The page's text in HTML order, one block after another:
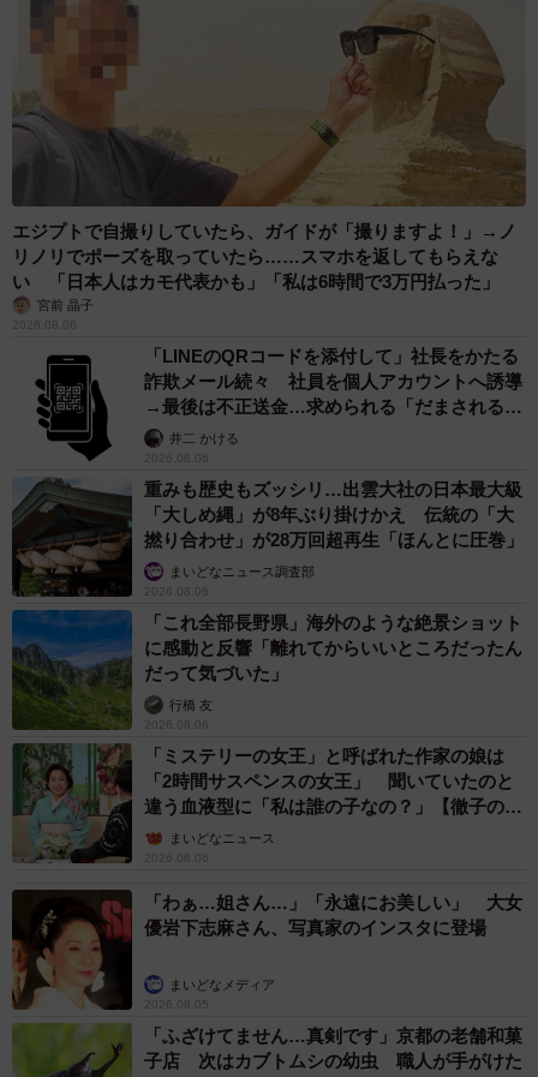
エジプトで自撮りしていたら、ガイドが「撮りますよ！」→ノ
リノリでポーズを取っていたら……スマホを返してもらえな
い 「日本人はカモ代表かも」「私は6時間で3万円払った」
宮前 晶子
2026.08.06
「LINEのQRコードを添付して」社長をかたる
詐欺メール続々 社員を個人アカウントへ誘導
→最後は不正送金…求められる「だまされる前
提」の対策
井二 かける
2026.08.06
重みも歴史もズッシリ…出雲大社の日本最大級
「大しめ縄」が8年ぶり掛けかえ 伝統の「大
撚り合わせ」が28万回超再生「ほんとに圧巻」
まいどなニュース調査部
2026.08.06
「これ全部長野県」海外のような絶景ショット
に感動と反響「離れてからいいところだったん
だって気づいた」
行橋 友
2026.08.06
「ミステリーの女王」と呼ばれた作家の娘は
「2時間サスペンスの女王」 聞いていたのと
違う血液型に「私は誰の子なの？」【徹子の部
屋】まいどなニュース
2026.08.06
「わぁ…姐さん…」「永遠にお美しい」 大女
優岩下志麻さん、写真家のインスタに登場
まいどなメディア
2026.08.05
「ふざけてません…真剣です」京都の老舗和菓
子店 次はカブトムシの幼虫 職人が手がけた